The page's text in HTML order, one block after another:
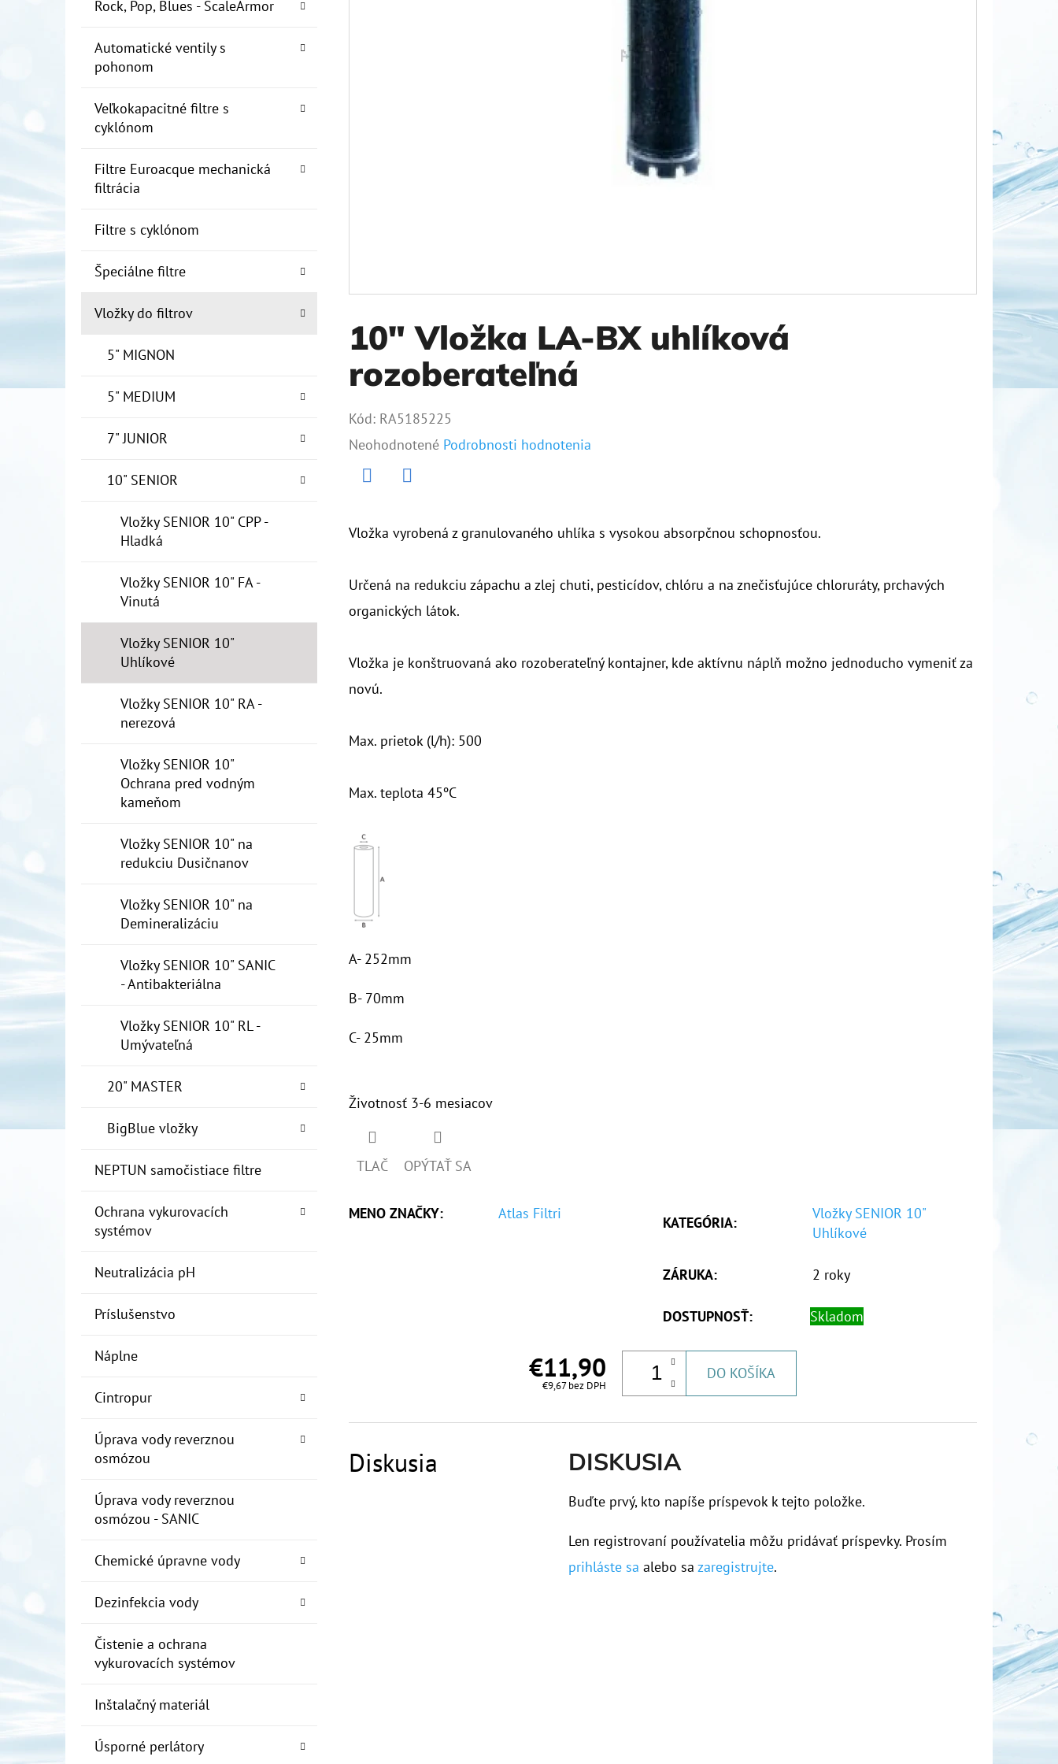
Rock, Pop, Blues - ScaleArmor
Automatické ventily s
pohonom
Veľkokapacitné filtre s
cyklónom
Filtre Euroacque mechanická
filtrácia
Filtre s cyklónom
Špeciálne filtre
Vložky do filtrov
5" MIGNON
5" MEDIUM
7" JUNIOR
10" SENIOR
Vložky SENIOR 10" CPP -
Hladká
Vložky SENIOR 10" FA -
Vinutá
Vložky SENIOR 10"
Uhlíkové
Vložky SENIOR 10" RA -
nerezová
Vložky SENIOR 10"
Ochrana pred vodným
kameňom
Vložky SENIOR 10" na
redukciu Dusičnanov
Vložky SENIOR 10" na
Demineralizáciu
Vložky SENIOR 10" SANIC
- Antibakteriálna
Vložky SENIOR 10" RL -
Umývateľná
20" MASTER
BigBlue vložky
NEPTUN samočistiace filtre
Ochrana vykurovacích
systémov
Neutralizácia pH
Príslušenstvo
Náplne
Cintropur
Úprava vody reverznou
osmózou
Úprava vody reverznou
osmózou - SANIC
Chemické úpravne vody
Dezinfekcia vody
Čistenie a ochrana
vykurovacích systémov
Inštalačný materiál
Úsporné perlátory
10" Vložka LA-BX uhlíková
rozoberateľná
Kód: RA5185225
Priemerné
hodnotenie
Neohodnotené Podrobnosti hodnotenia
Vložka vyrobená z granulovaného uhlíka s vysokou absorpčnou schopnosťou.
Určená na redukciu zápachu a zlej chuti, pesticídov, chlóru a na znečisťujúce chloruráty, prchavých
organických látok.
Vložka je konštruovaná ako rozoberateľný kontajner, kde aktívnu náplň možno jednoducho vymeniť za
novú.
Max. prietok (l/h): 500
Max. teplota 45ºC
A- 252mm
B- 70mm
C- 25mm
Životnosť 3-6 mesiacov
TLAČ OPÝTAŤ SA
MENO ZNAČKY: Atlas Filtri
KATEGÓRIA:
Vložky SENIOR 10"
Uhlíkové
ZÁRUKA: 2 roky
DOSTUPNOSŤ: Skladom
€11,90
€9,67 bez DPH
DO KOŠÍKA
Diskusia DISKUSIA
Buďte prvý, kto napíše príspevok k tejto položke.
Len registrovaní používatelia môžu pridávať príspevky. Prosím
prihláste sa alebo sazaregistrujte.
10" FILTER SENIOR 1"
€19
10" FILTER SENIOR DUO 1"
€37,10